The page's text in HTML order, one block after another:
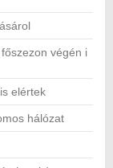
végén i
elértek
hálózat